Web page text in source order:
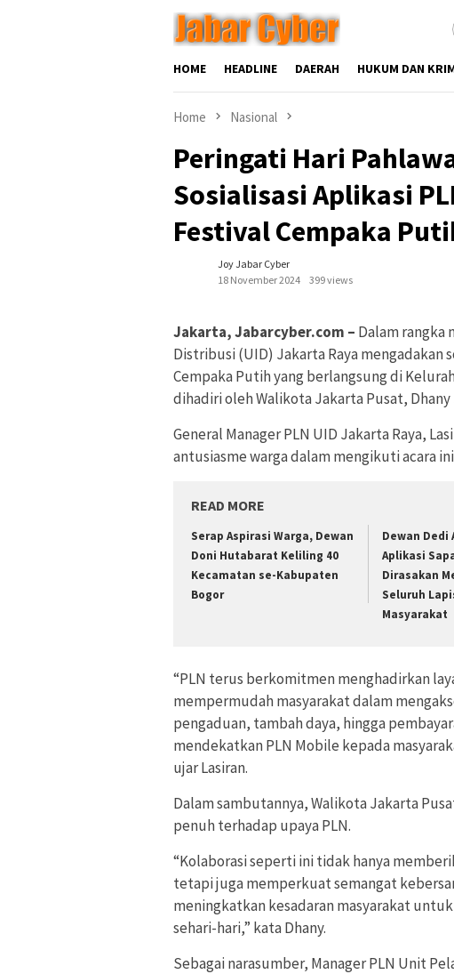
HOME HEADLINE DAERAH HUKUM DAN
Home Nasional
Peringati Hari
Sosialisasi Aplikasi
Festival Cempaka
Joy Jabar Cyber
18 November 2024
399 views
Jakarta, Jabarcyber.com – Dalam rangka
Distribusi (UID) Jakarta Raya mengadakan
Cempaka Putih yang berlangsung di
dihadiri oleh Walikota Jakarta Pusat,
General Manager PLN UID Jakarta Raya,
antusiasme warga dalam mengikuti acara
READ MORE
Serap Aspirasi Warga, Dewan
Doni Hutabarat Keliling 40
Kecamatan se-Kabupaten
Bogor
Dewan Dedi
Aplikasi
Dirasakan
Seluruh
Masyarakat
“PLN terus berkomitmen menghadirkan
mempermudah masyarakat dalam
pengaduan, tambah daya, hingga
mendekatkan PLN Mobile kepada
ujar Lasiran.
Dalam sambutannya, Walikota Jakarta
penuh terhadap upaya PLN.
“Kolaborasi seperti ini tidak hanya
tetapi juga memperkuat semangat
meningkatkan kesadaran masyarakat
sehari-hari,” kata Dhany.
Sebagai narasumber, Manager PLN Unit